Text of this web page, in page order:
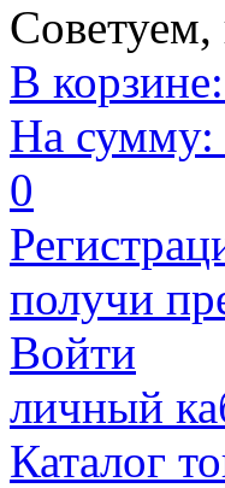
В корзине:
На сумму:
0
получи
Войти
личный
Каталог